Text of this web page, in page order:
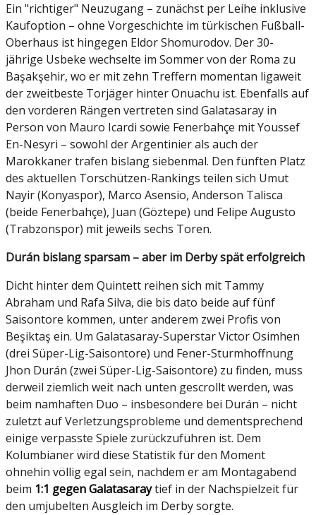
Ein "richtiger" Neuzugang – zunächst per Leihe inklusive
Kaufoption – ohne Vorgeschichte im türkischen Fußball-
Oberhaus ist hingegen Eldor Shomurodov. Der 30-
jährige Usbeke wechselte im Sommer von der Roma zu
Başakşehir, wo er mit zehn Treffern momentan ligaweit
der zweitbeste Torjäger hinter Onuachu ist. Ebenfalls auf
den vorderen Rängen vertreten sind Galatasaray in
Person von Mauro Icardi sowie Fenerbahçe mit Youssef
En-Nesyri – sowohl der Argentinier als auch der
Marokkaner trafen bislang siebenmal. Den fünften Platz
des aktuellen Torschützen-Rankings teilen sich Umut
Nayir (Konyaspor), Marco Asensio, Anderson Talisca
(beide Fenerbahçe), Juan (Göztepe) und Felipe Augusto
(Trabzonspor) mit jeweils sechs Toren.
Durán bislang sparsam – aber im Derby spät erfolgreich
Dicht hinter dem Quintett reihen sich mit Tammy
Abraham und Rafa Silva, die bis dato beide auf fünf
Saisontore kommen, unter anderem zwei Profis von
Beşiktaş ein. Um Galatasaray-Superstar Victor Osimhen
(drei Süper-Lig-Saisontore) und Fener-Sturmhoffnung
Jhon Durán (zwei Süper-Lig-Saisontore) zu finden, muss
derweil ziemlich weit nach unten gescrollt werden, was
beim namhaften Duo – insbesondere bei Durán – nicht
zuletzt auf Verletzungsprobleme und dementsprechend
einige verpasste Spiele zurückzuführen ist. Dem
Kolumbianer wird diese Statistik für den Moment
ohnehin völlig egal sein, nachdem er am Montagabend
beim 1:1 gegen Galatasaraytief in der Nachspielzeit für
den umjubelten Ausgleich im Derby sorgte.